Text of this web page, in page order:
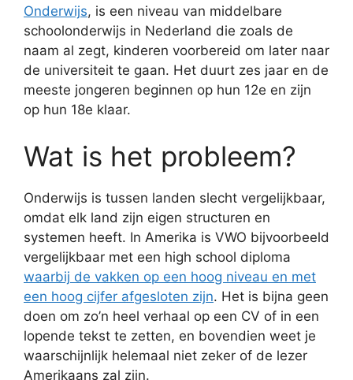
Onderwijs, is een niveau van middelbare
schoolonderwijs in Nederland die zoals de
naam al zegt, kinderen voorbereid om later naar
de universiteit te gaan. Het duurt zes jaar en de
meeste jongeren beginnen op hun 12e en zijn
op hun 18e klaar.
Wat is het probleem?
Onderwijs is tussen landen slecht vergelijkbaar,
omdat elk land zijn eigen structuren en
systemen heeft. In Amerika is VWO bijvoorbeeld
vergelijkbaar met een high school diploma
waarbij de vakken op een hoog niveau en met
een hoog cijfer afgesloten zijn. Het is bijna geen
doen om zo’n heel verhaal op een CV of in een
lopende tekst te zetten, en bovendien weet je
waarschijnlijk helemaal niet zeker of de lezer
Amerikaans zal zijn.